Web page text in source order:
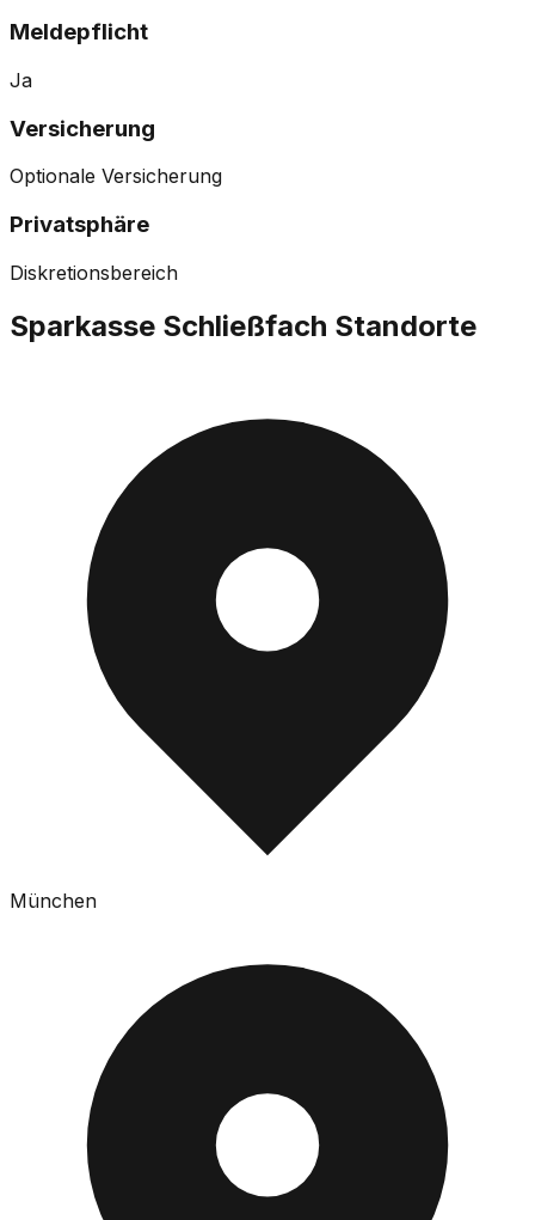
Meldepflicht
Ja
Versicherung
Optionale Versicherung
Privatsphäre
Diskretionsbereich
Sparkasse Schließfach Standorte
München